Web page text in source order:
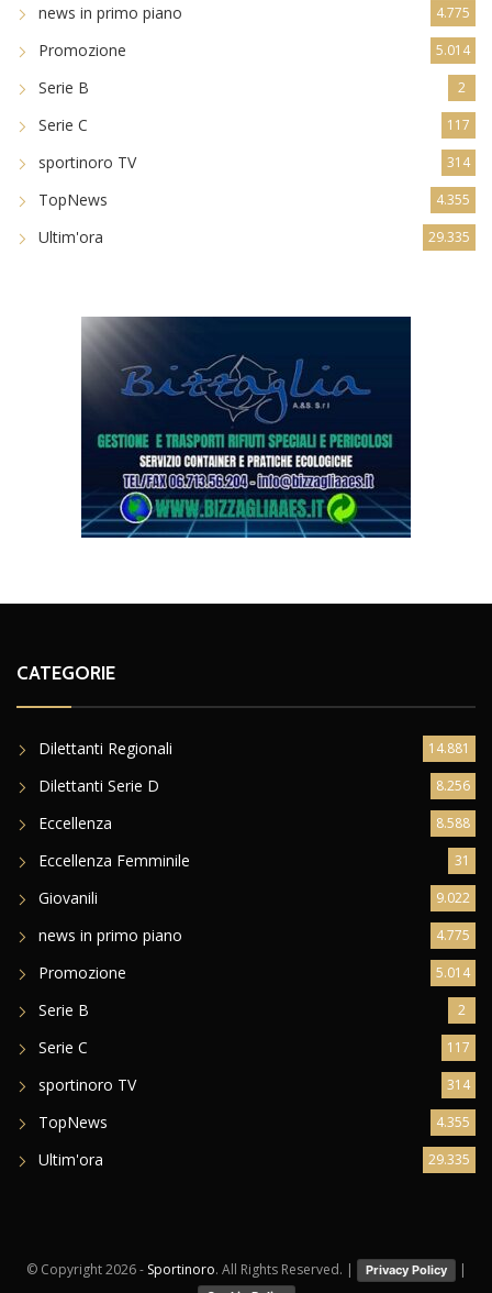
news in primo piano 4.775
Promozione 5.014
Serie B 2
Serie C 117
sportinoro TV 314
TopNews 4.355
Ultim'ora 29.335
CATEGORIE
Dilettanti Regionali 14.881
Dilettanti Serie D 8.256
Eccellenza 8.588
Eccellenza Femminile 31
Giovanili 9.022
news in primo piano 4.775
Promozione 5.014
Serie B 2
Serie C 117
sportinoro TV 314
TopNews 4.355
Ultim'ora 29.335
© Copyright2026 - Sportinoro. All Rights Reserved. | Privacy Policy |